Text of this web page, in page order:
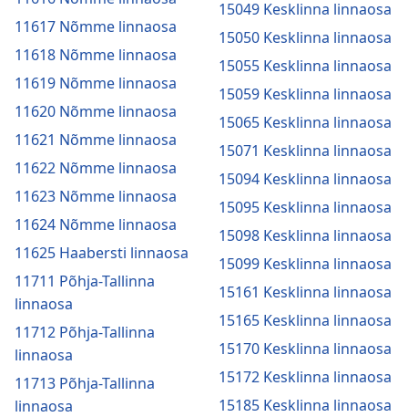
11617 Nõmme linnaosa
11618 Nõmme linnaosa
11619 Nõmme linnaosa
11620 Nõmme linnaosa
11621 Nõmme linnaosa
11622 Nõmme linnaosa
11623 Nõmme linnaosa
11624 Nõmme linnaosa
11625 Haabersti linnaosa
11711 Põhja-Tallinna
linnaosa
11712 Põhja-Tallinna
linnaosa
11713 Põhja-Tallinna
linnaosa
15049 Kesklinna linnaosa
15050 Kesklinna linnaosa
15055 Kesklinna linnaosa
15059 Kesklinna linnaosa
15065 Kesklinna linnaosa
15071 Kesklinna linnaosa
15094 Kesklinna linnaosa
15095 Kesklinna linnaosa
15098 Kesklinna linnaosa
15099 Kesklinna linnaosa
15161 Kesklinna linnaosa
15165 Kesklinna linnaosa
15170 Kesklinna linnaosa
15172 Kesklinna linnaosa
15185 Kesklinna linnaosa